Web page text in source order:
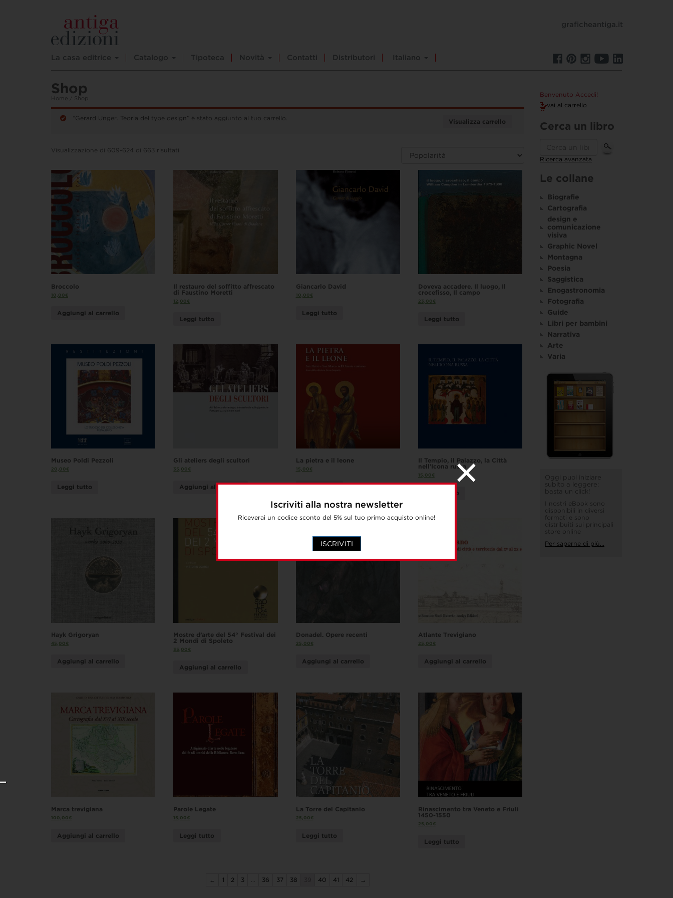
Iscriviti alla nostra newsletter
Riceverai un codice sconto del 5% sul tuo primo acquisto online!
ISCRIVITI
La casa editrice Catalogo Tipoteca Novità Contatti Distributori Italiano
graficheantiga.it
Shop
Home / Shop
Visualizza carrello
“Gerard Unger. Teoria del type design” è stato aggiunto al tuo carrello.
Visualizzazione di 609-624 di 663 risultati
Broccolo
10,00€
Aggiungi al carrello
Il restauro del soffitto affrescato
di Faustino Moretti
12,00€
Leggi tutto
Giancarlo David
10,00€
Leggi tutto
Doveva accadere. Il luogo, Il
crocefisso, Il campo
23,00€
Leggi tutto
Museo Poldi Pezzoli
20,00€
Leggi tutto
Gli ateliers degli scultori
35,00€
Aggiungi al carrello
La pietra e il leone
15,00€
Leggi tutto
Il Tempio, il Palazzo, la Città
nell’Icona russa
15,00€
Leggi tutto
Hayk Grigoryan
45,00€
Aggiungi al carrello
Mostre d’arte del 54° Festival dei
2 Mondi di Spoleto
35,00€
Aggiungi al carrello
Donadel. Opere recenti
25,00€
Aggiungi al carrello
Atlante Trevigiano
25,00€
Aggiungi al carrello
Marca trevigiana
100,00€
Aggiungi al carrello
Parole Legate
15,00€
Leggi tutto
La Torre del Capitanio
25,00€
Leggi tutto
Rinascimento tra Veneto e Friuli
1450-1550
25,00€
Leggi tutto
← 1 2 3 36 37 38 40 41 42 →
Benvenuto Accedi!
vai al carrello
Cerca un libro
Ricerca avanzata
Le collane
Biografie
Cartografia
design e
comunicazione
visiva
Graphic Novel
Montagna
Poesia
Saggistica
Enogastronomia
Fotografia
Guide
Libri per bambini
Narrativa
Arte
Varia
Oggi puoi iniziare
subito a leggere:
basta un click!
I nostri eBook sono
disponibili in diversi
formati e sono
distribuiti sui principali
store online
Per saperne di più...